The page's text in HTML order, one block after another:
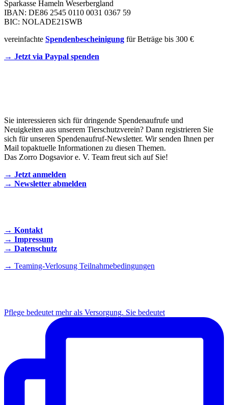
Sparkasse Hameln Weserbergland
IBAN: DE86 2545 0110 0031 0367 59
BIC: NOLADE21SWB
vereinfachte Spendenbescheinigung für Beträge bis 300 €
→ Jetzt via Paypal spenden
Sie interessieren sich für dringende Spendenaufrufe und
Neuigkeiten aus unserem Tierschutzverein? Dann registrieren Sie
sich für unseren Spendenaufruf-Newsletter. Wir senden Ihnen per
Mail topaktuelle Informationen zu diesen Themen.
Das Zorro Dogsavior e. V. Team freut sich auf Sie!
→ Jetzt anmelden
→ Newsletter abmelden
→ Kontakt
→ Impressum
→ Datenschutz
→ Teaming-Verlosung Teilnahmebedingungen
Pflege bedeutet mehr als Versorgung. Sie bedeutet